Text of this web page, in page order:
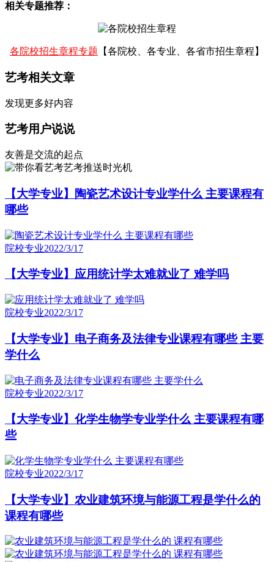
相关专题推荐：
各院校招生章程专题 【各院校、各专业、各省市招生章程】
艺考相关文章
发现更多好内容
艺考用户说说
友善是交流的起点
艺考推送时光机
【大学专业】陶瓷艺术设计专业学什么 主要课程有
哪些
院校专业2022/3/17
【大学专业】应用统计学太难就业了 难学吗
院校专业2022/3/17
【大学专业】电子商务及法律专业课程有哪些 主要
学什么
院校专业2022/3/17
【大学专业】化学生物学专业学什么 主要课程有哪
些
院校专业2022/3/17
【大学专业】农业建筑环境与能源工程是学什么的
课程有哪些